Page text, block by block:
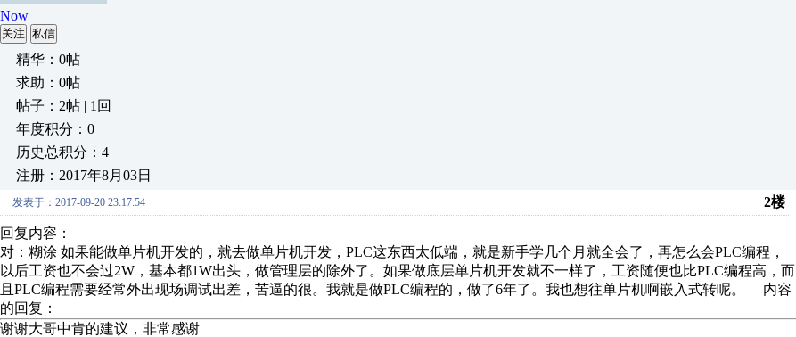
Now
关注 私信
精华：0帖
求助：0帖
帖子：2帖 | 1回
年度积分：0
历史总积分：4
注册：2017年8月03日
发表于：2017-09-20 23:17:54 2楼
回复内容：
对：糊涂 如果能做单片机开发的，就去做单片机开发，PLC这东西太低端，就是新手学几个月就全会了，再怎么会PLC编程，
以后工资也不会过2W，基本都1W出头，做管理层的除外了。如果做底层单片机开发就不一样了，工资随便也比PLC编程高，而
且PLC编程需要经常外出现场调试出差，苦逼的很。我就是做PLC编程的，做了6年了。我也想往单片机啊嵌入式转呢。 内容
的回复：
谢谢大哥中肯的建议，非常感谢